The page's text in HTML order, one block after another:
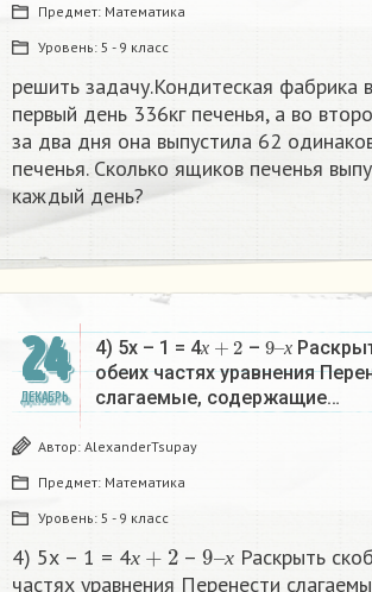
Предмет: Математика
Уровень: 5 - 9 класс
решить задачу.Кондитеская фабрика
первый день 336кг печенья, а во
за два дня она выпустила 62
печенья. Сколько ящиков печенья
каждый день?
24
ДЕКАБРЬ
4) 5х – 1 = 4х
х+2 – х
9–
х
обеих частях уравнения
слагаемые, содержащие…
Автор: AlexanderTsupay
Предмет: Математика
Уровень: 5 - 9 класс
4) 5х – 1 = 4х – х
9
х
Раскрыть
частях уравнения Перенести